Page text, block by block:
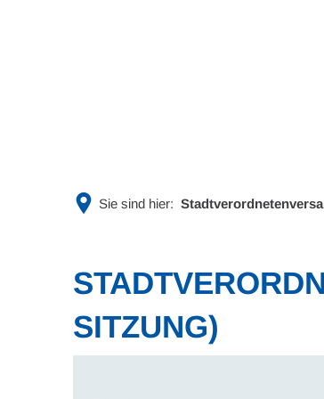
Sie sind hier:
SITZUNG)